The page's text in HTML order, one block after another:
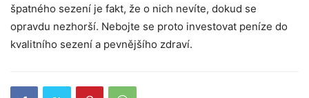
špatného sezení je fakt, že o nich nevíte, dokud se
opravdu nezhorší. Nebojte se proto investovat peníze do
kvalitního sezení a pevnějšího zdraví.